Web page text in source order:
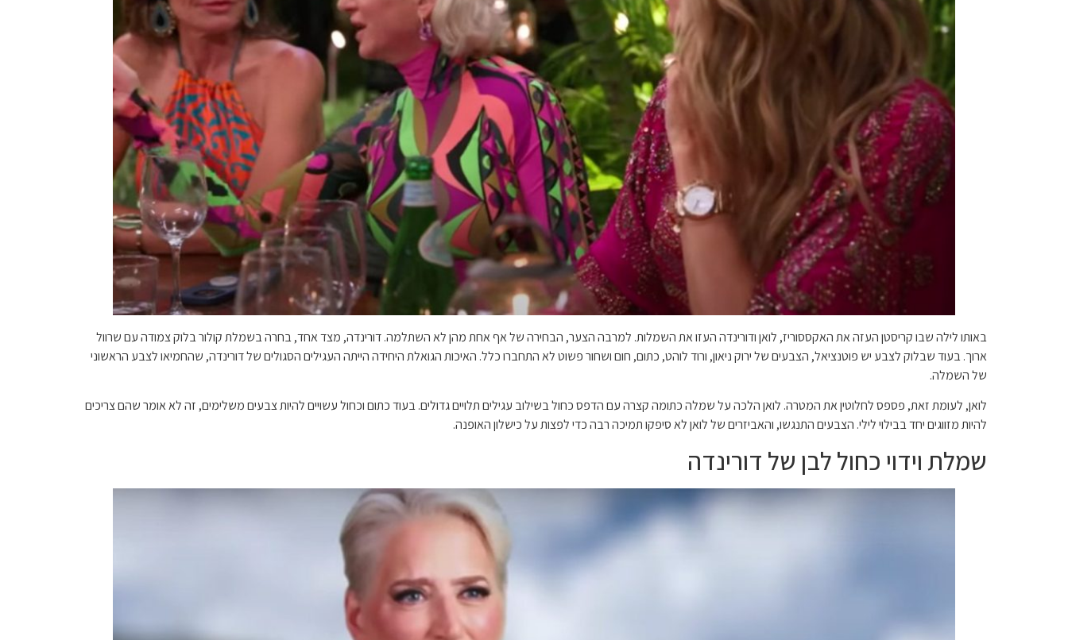
באותו לילה שבו קריסטן העזה את האקססוריז, לואן ודורינדה העזו את השמלות. למרבה הצער, הבחירה של אף אחת מהן לא השתלמה. דורינדה, מצד אחד, בחרה בשמלת קולור בלוק צמודה עם שרוול
ארוך. בעוד שבלוק לצבע יש פוטנציאל, הצבעים של ירוק ניאון, ורוד לוהט, כתום, חום ושחור פשוט לא התחברו כלל. האיכות הגואלת היחידה הייתה העגילים הסגולים של דורינדה, שהחמיאו לצבע הראשוני
של השמלה.
לואן, לעומת זאת, פספס לחלוטין את המטרה. לואן הלכה על שמלה כתומה קצרה עם הדפס כחול בשילוב עגילים תלויים גדולים. בעוד כתום וכחול עשויים להיות צבעים משלימים, זה לא אומר שהם צריכים
להיות מזווגים יחד בבילוי לילי. הצבעים התנגשו, והאביזרים של לואן לא סיפקו תמיכה רבה כדי לפצות על כישלון האופנה.
שמלת וידוי כחול לבן של דורינדה